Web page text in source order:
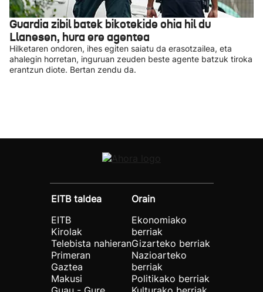
Guardia zibil batek bikotekide ohia hil du
Llanesen, hura ere agentea
Hilketaren ondoren, ihes egiten saiatu da erasotzailea, eta
ahalegin horretan, inguruan zeuden beste agente batzuk tiroka
erantzun diote. Bertan zendu da.
EITB taldea
EITB
Kirolak
Telebista nahieran
Primeran
Gaztea
Makusi
Orain
Ekonomiako
berriak
Gizarteko berriak
Nazioarteko
berriak
Politikako berriak